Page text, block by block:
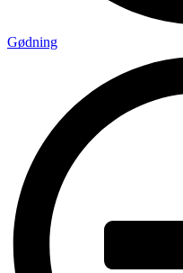
Gødning